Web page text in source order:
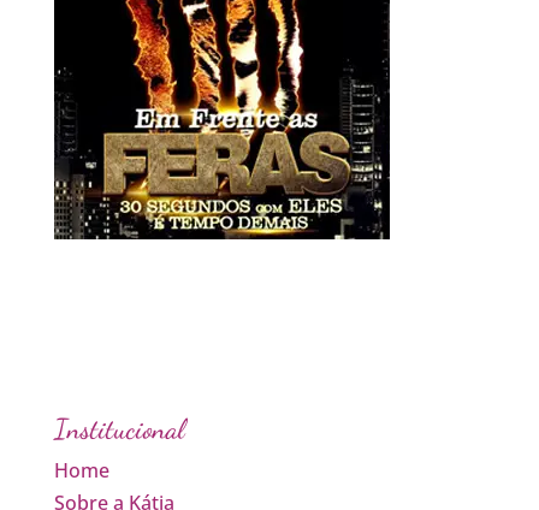
Institucional
Home
Sobre a Kátia